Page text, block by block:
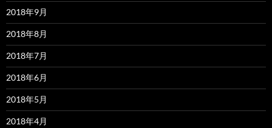
2018年9月
2018年8月
2018年7月
2018年6月
2018年5月
2018年4月